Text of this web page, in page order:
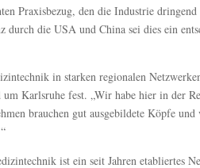
Praxisbezug, den die Industrie
durch die USA und China sei dies ein
in starken regionalen
Karlsruhe fest. „Wir habe hier in der
brauchen gut ausgebildete Köpfe
ist ein seit Jahren etabliertes